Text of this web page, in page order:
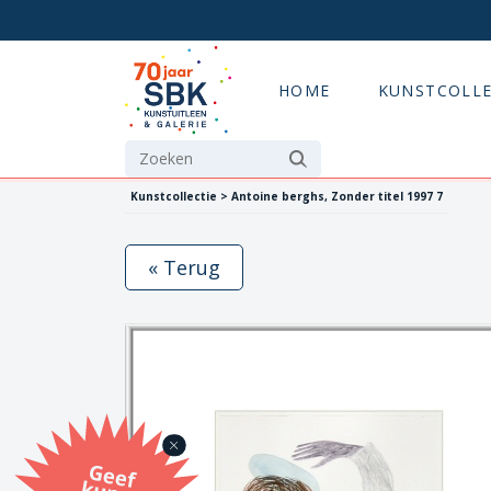
HOME
Kunstcollectie > Antoine berghs, Zonder titel 1997 7
G
eef
u
n
st
a
d
o
m
et
e SB
K
u
n
stb
o
n
« Terug